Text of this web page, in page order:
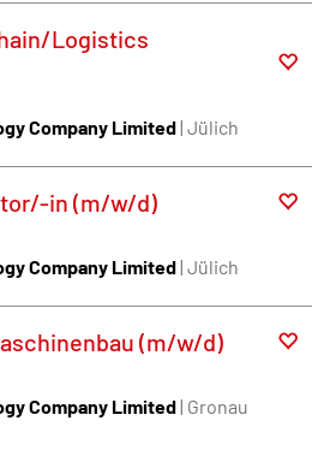
Logistics
Company Limited| Jülich
in (m/w/d)
Company Limited| Jülich
(m/w/d)
Company Limited| Gronau